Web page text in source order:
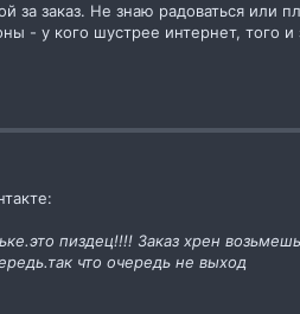
за заказ. Не знаю радоваться или
- у кого шустрее интернет, того
пиздец!!!! Заказ хрен
что очередь не выход